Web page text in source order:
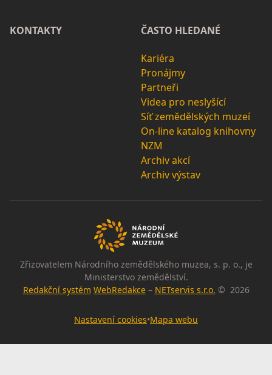
KONTAKTY ČASTO HLEDANÉ
Kariéra
Pronájmy
Partneři
Videa pro neslyšící
Síť zemědělských muzeí
On-line katalog knihovny
NZM
Archiv akcí
Archiv výstav
Zřizovatelem Národního zemědělského muzea, s. p. o., je
Ministerstvo zemědělství.
Redakční systém WebRedakce– NETservis s.r.o. © 2026
Nastavení cookies•Mapa webu